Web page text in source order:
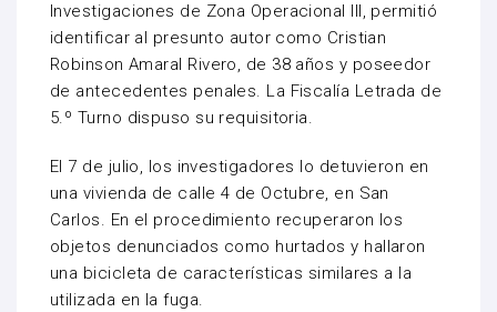
Investigaciones de Zona Operacional III, permitió
identificar al presunto autor como Cristian
Robinson Amaral Rivero, de 38 años y poseedor
de antecedentes penales. La Fiscalía Letrada de
5.º Turno dispuso su requisitoria.
El 7 de julio, los investigadores lo detuvieron en
una vivienda de calle 4 de Octubre, en San
Carlos. En el procedimiento recuperaron los
objetos denunciados como hurtados y hallaron
una bicicleta de características similares a la
utilizada en la fuga.